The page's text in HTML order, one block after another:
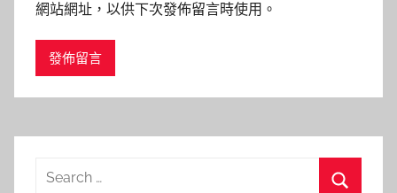
網站網址，以供下次發佈留言時使用。
Search